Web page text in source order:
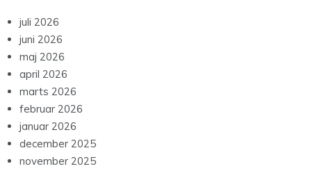
juli 2026
juni 2026
maj 2026
april 2026
marts 2026
februar 2026
januar 2026
december 2025
november 2025